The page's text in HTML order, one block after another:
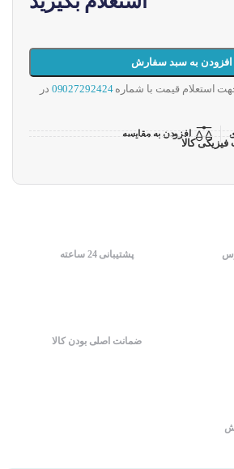
افزودن به سبد سفارش
استعلام قیمت با شماره09027292424 در
افزودن به مقایسه
کالا
پشتیبانی 24 ساعته
ضمانت اصلی بودن کالا